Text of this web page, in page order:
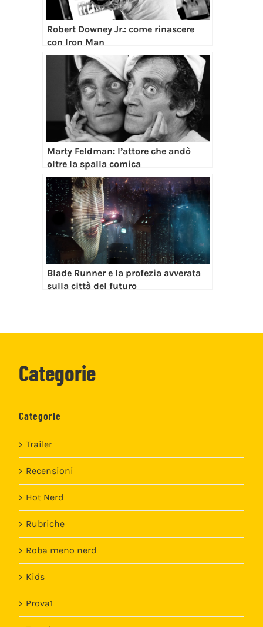
Robert Downey Jr.: come rinascere
con Iron Man
Marty Feldman: l’attore che andò
oltre la spalla comica
Blade Runner e la profezia avverata
sulla città del futuro
Categorie
Categorie
Trailer
Recensioni
Hot Nerd
Rubriche
Roba meno nerd
Kids
Prova1